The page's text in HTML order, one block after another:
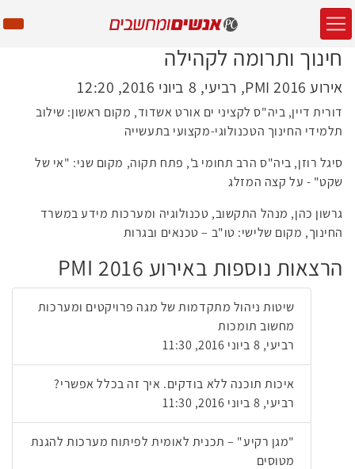
חינוך ותרומה לקהילה
אירוע PMI 2016, רביעי, 8 ביוני 2016, 12:20
דורית דיין, ביה"ס לקציני ים אורט אשדוד, מקום ראשון: שילוב
תלמידי החינוך הטכנולוגי-מקצועי בתעשייה
סיגל רוזן, ביה"ס הרב תחומי ב', פתח תקוה, מקום שני: "אי של
שקט" - על קצה המזלג
גרשון כהן, מנהל התקשוב, טכנולוגיה ומערכות מידע במשרד
החינוך, מקום שלישי: טו"ב – טכנאים ובגרות
הרצאות נוספות באירוע PMI 2016
שיטות ניהול מתקדמות של מגה פרויקטים ומערכות
מחשוב תומכות
רביעי, 8 ביוני 2016, 11:30
איכות תוכנה ללא בודקים. איך זה בכלל אפשרי?
רביעי, 8 ביוני 2016, 11:30
"מגן רקיע" – תכנית לאומית לפיתוח מערכות להגנת
מטוסים